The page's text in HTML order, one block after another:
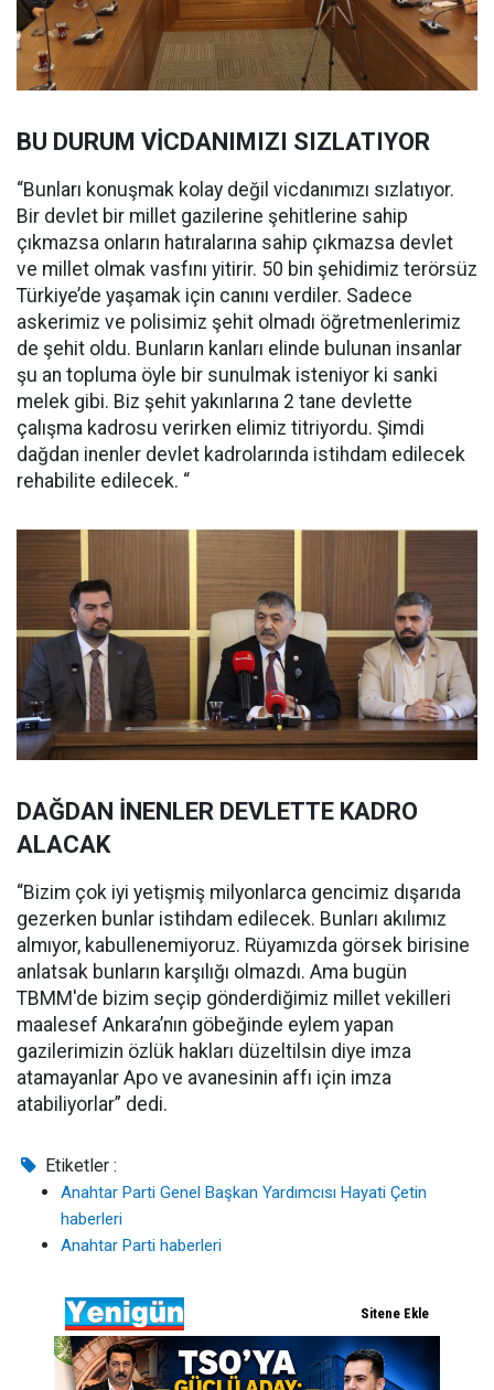
BU DURUM VİCDANIMIZI SIZLATIYOR
“Bunları konuşmak kolay değil vicdanımızı sızlatıyor.
Bir devlet bir millet gazilerine şehitlerine sahip
çıkmazsa onların hatıralarına sahip çıkmazsa devlet
ve millet olmak vasfını yitirir. 50 bin şehidimiz terörsüz
Türkiye’de yaşamak için canını verdiler. Sadece
askerimiz ve polisimiz şehit olmadı öğretmenlerimiz
de şehit oldu. Bunların kanları elinde bulunan insanlar
şu an topluma öyle bir sunulmak isteniyor ki sanki
melek gibi. Biz şehit yakınlarına 2 tane devlette
çalışma kadrosu verirken elimiz titriyordu. Şimdi
dağdan inenler devlet kadrolarında istihdam edilecek
rehabilite edilecek. “
DAĞDAN İNENLER DEVLETTE KADRO
ALACAK
“Bizim çok iyi yetişmiş milyonlarca gencimiz dışarıda
gezerken bunlar istihdam edilecek. Bunları akılımız
almıyor, kabullenemiyoruz. Rüyamızda görsek birisine
anlatsak bunların karşılığı olmazdı. Ama bugün
TBMM'de bizim seçip gönderdiğimiz millet vekilleri
maalesef Ankara’nın göbeğinde eylem yapan
gazilerimizin özlük hakları düzeltilsin diye imza
atamayanlar Apo ve avanesinin affı için imza
atabiliyorlar” dedi.
Etiketler :
Anahtar Parti Genel Başkan Yardımcısı Hayati Çetin
haberleri
Anahtar Parti haberleri